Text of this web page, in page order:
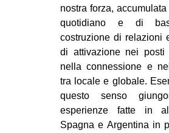
nostra forza,
quotidiano e di
costruzione di relazioni
di attivazione nei posti
nella connessione e
tra locale e globale.
questo senso
esperienze fatte in
Spagna e Argentina in